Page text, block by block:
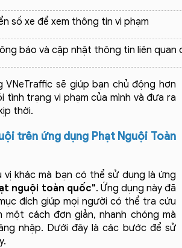
số xe để xem thông tin vi phạm
báo và cập nhật thông tin liên quan
VNeTraffic sẽ giúp bạn chủ động hơn
tình trạng vi phạm của mình và đưa ra
thời.
trên ứng dụng Phạt Nguội Toàn
khác mà bạn có thể sử dụng là ứng
nguội toàn quốc". Ứng dụng này đã
đích giúp mọi người có thể tra cứu
một cách đơn giản, nhanh chóng mà
nhập. Dưới đây là các bước để sử